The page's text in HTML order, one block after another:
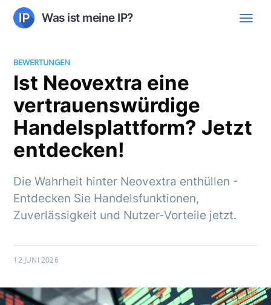
Was ist meine IP?
BEWERTUNGEN
Ist Neovextra eine
vertrauenswürdige
Handelsplattform? Jetzt
entdecken!
Die Wahrheit hinter Neovextra enthüllen -
Entdecken Sie Handelsfunktionen,
Zuverlässigkeit und Nutzer-Vorteile jetzt.
12 JUNI 2026